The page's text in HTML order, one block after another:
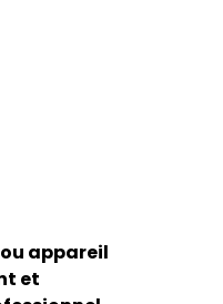
appareil
et